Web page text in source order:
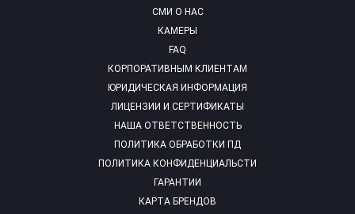
СМИ О НАС
КАМЕРЫ
FAQ
КОРПОРАТИВНЫМ КЛИЕНТАМ
ЮРИДИЧЕСКАЯ ИНФОРМАЦИЯ
ЛИЦЕНЗИИ И СЕРТИФИКАТЫ
НАША ОТВЕТСТВЕННОСТЬ
ПОЛИТИКА ОБРАБОТКИ ПД
ПОЛИТИКА КОНФИДЕНЦИАЛЬСТИ
ГАРАНТИИ
КАРТА БРЕНДОВ